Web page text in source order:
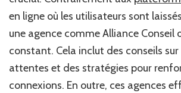
en ligne où les utilisateurs sont
une agence comme Alliance Conseil
constant. Cela inclut des conseils
attentes et des stratégies pour
connexions. En outre, ces agences